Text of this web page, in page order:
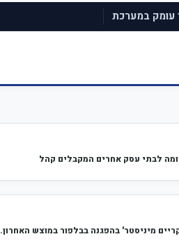
עומק במערכת
לבתי עסק אחרים המקבלים קהל
מיניסטר' בהפגנה בבלפור במוצש האחרון.